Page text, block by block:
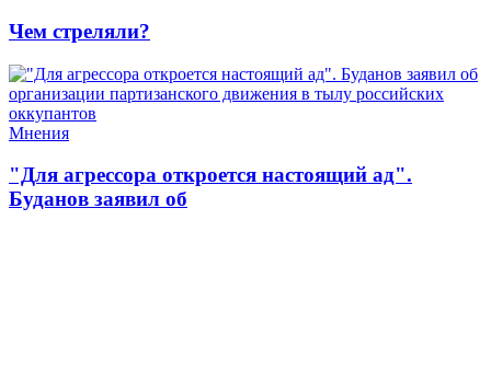
Чем стреляли?
Мнения
"Для агрессора откроется настоящий ад".
Буданов заявил об